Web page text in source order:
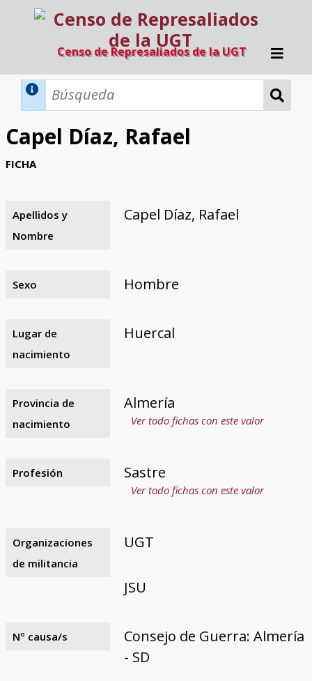
Censo de Represaliados de la UGT
Inicio
Búsqueda Dinámica
Búsqueda Avanzada
Filtros A-Z
Razones y objetivos
El equipo
Colaboradores
Fuentes documentales
Capel Díaz, Rafael
FICHA
Apellidos y
Nombre
Capel Díaz, Rafael
Sexo Hombre
Lugar de
nacimiento
Huercal
Provincia de
nacimiento
Almería
Ver todo fichas con este valor
Profesión Sastre
Ver todo fichas con este valor
Organizaciones
de militancia
UGT
JSU
Nº causa/s
Consejo de Guerra: Almería
- SD